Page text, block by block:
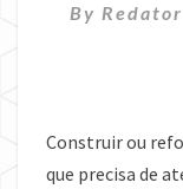
By Redator
Construir ou
que precisa de